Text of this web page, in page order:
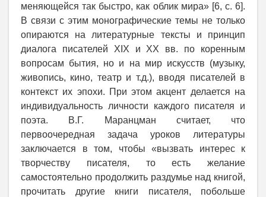
меняющейся так быстро, как облик мира» [6, с. 6].
В связи с этим монографические темы не только
опираются на литературные тексты и принцип
диалога писателей XIX и XX вв. по коренным
вопросам бытия, но и на мир искусств (музыку,
живопись, кино, театр и т.д.), вводя писателей в
контекст их эпохи. При этом акцент делается на
индивидуальность личности каждого писателя и
поэта. В.Г. Маранцман считает, что
первоочередная задача уроков литературы
заключается в том, чтобы «вызвать интерес к
творчеству писателя, то есть желание
самостоятельно продолжить раздумье над книгой,
прочитать другие книги писателя, побольше